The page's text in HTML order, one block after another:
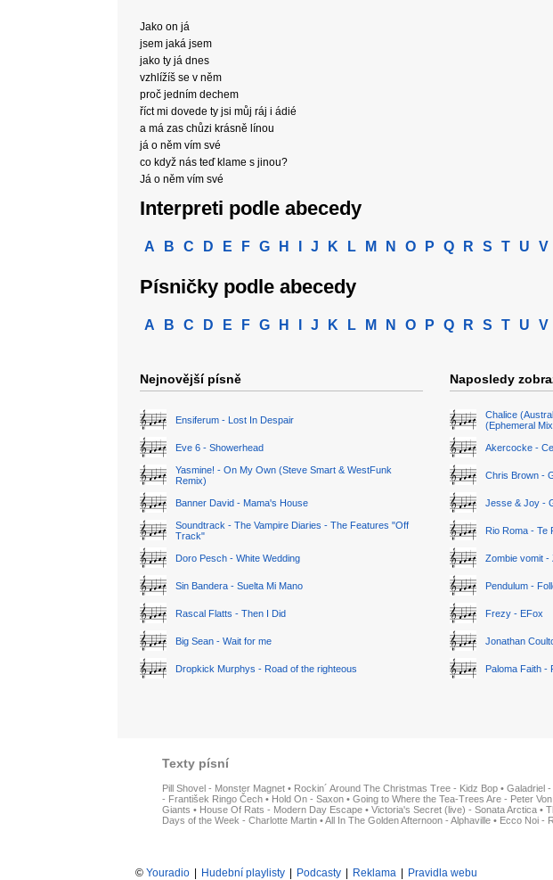
Jako on já
jsem jaká jsem
jako ty já dnes
vzhlížíš se v něm
proč jedním dechem
říct mi dovede ty jsi můj ráj i ádié
a má zas chůzi krásně línou
já o něm vím své
co když nás teď klame s jinou?
Já o něm vím své
Interpreti podle abecedy
A B C D E F G H J K L M N O P Q R S T U V
Písničky podle abecedy
A B C D E F G H J K L M N O P Q R S T U V
Nejnovější písně
Ensiferum - Lost In Despair
Eve 6 - Showerhead
Yasmine! - On My Own (Steve Smart & WestFunk
Remix)
Banner David - Mama's House
Soundtrack - The Vampire Diaries - The Features "Off
Track"
Doro Pesch - White Wedding
Sin Bandera - Suelta Mi Mano
Rascal Flatts - Then I Did
Big Sean - Wait for me
Dropkick Murphys - Road of the righteous
Naposledy
Chalice
(Ephemeral
Akercocke -
Chris Brown -
Jesse & Joy -
Rio Roma - Te
Zombie vomit -
Pendulum -
Frezy - EFox
Jonathan
Paloma Faith -
Texty písní
Pill Shovel - Monster Magnet • Rockin´ Around The Christmas Tree - Kidz Bop • Galadriel
- František Ringo Čech • Hold On - Saxon • Going to Where the Tea-Trees Are - Peter
Giants • House Of Rats - Modern Day Escape • Victoria's Secret (live) - Sonata Arctica •
Days of the Week - Charlotte Martin •All In The Golden Afternoon - Alphaville • Ecco Noi -
© Youradio Hudební playlisty Podcasty Reklama Pravidla webu